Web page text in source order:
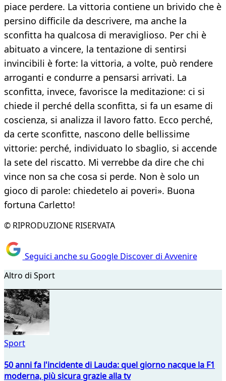
piace perdere. La vittoria contiene un brivido che è
persino difficile da descrivere, ma anche la
sconfitta ha qualcosa di meraviglioso. Per chi è
abituato a vincere, la tentazione di sentirsi
invincibili è forte: la vittoria, a volte, può rendere
arroganti e condurre a pensarsi arrivati. La
sconfitta, invece, favorisce la meditazione: ci si
chiede il perché della sconfitta, si fa un esame di
coscienza, si analizza il lavoro fatto. Ecco perché,
da certe sconfitte, nascono delle bellissime
vittorie: perché, individuato lo sbaglio, si accende
la sete del riscatto. Mi verrebbe da dire che chi
vince non sa che cosa si perde. Non è solo un
gioco di parole: chiedetelo ai poveri». Buona
fortuna Carletto!
© RIPRODUZIONE RISERVATA
Seguici anche su Google Discover di Avvenire
Altro di Sport
Sport
50 anni fa l'incidente di Lauda: quel giorno nacque la F1
moderna, più sicura grazie alla tv